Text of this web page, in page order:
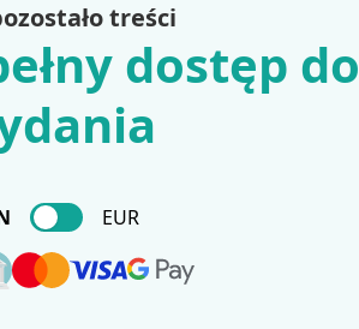
treści
dostęp do
EUR